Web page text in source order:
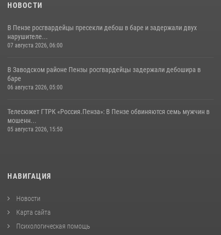
НОВОСТИ
В Пензе росгвардейцы пресекли дебош в баре и задержали двух
нарушителе...
07 августа 2026, 06:00
В Заводском районе Пензы росгвардейцы задержали дебошира в
баре
06 августа 2026, 05:00
Телесюжет ГТРК «Россия.Пенза»: В Пензе обвиняются семь мужчин в
мошенн...
05 августа 2026, 15:50
НАВИГАЦИЯ
Новости
Карта сайта
Психологическая помощь